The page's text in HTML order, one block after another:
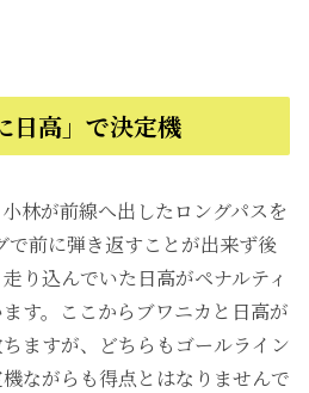
日高」で決定機
林が前線へ出したロングパスを
で前に弾き返すことが出来ず後
り込んでいた日高がペナルティ
す。ここからブワニカと日高が
ますが、どちらもゴールライン
ながらも得点とはなりませんで